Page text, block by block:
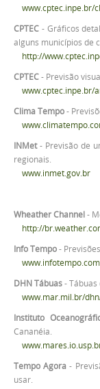
www.cptec.inpe.br/
CPTEC - Gráficos
alguns municípios de
http://
CPTEC- Previsão
www.cptec.inpe.br/
Clima Tempo-
INMet- Previsão de
regionais.
www.inmet.gov.br
Wheather Channel-
http://
Info Tempo-
DHN Tábuas-
www.mar.mil.br/
Instituto
Cananéia.
Tempo Agora-
usar.